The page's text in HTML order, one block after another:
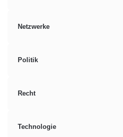
Netzwerke
Politik
Recht
Technologie